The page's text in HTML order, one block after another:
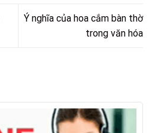
Ý nghĩa của hoa cắm bàn thờ
trong văn hóa